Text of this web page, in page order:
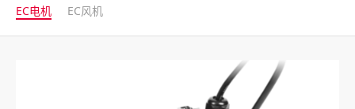
EC电机 EC风机